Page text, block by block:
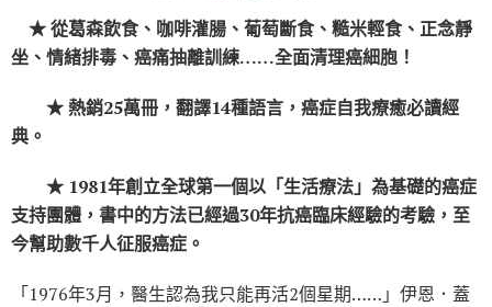
★ 從葛森飲食、咖啡灌腸、葡萄斷食、糙米輕食、正念靜
坐、情緒排毒、癌痛抽離訓練……全面清理癌細胞！
★ 熱銷25萬冊，翻譯14種語言，癌症自我療癒必讀經
典。
★ 1981年創立全球第一個以「生活療法」為基礎的癌症
支持團體，書中的方法已經過30年抗癌臨床經驗的考驗，至
今幫助數千人征服癌症。
「1976年3月，醫生認為我只能再活2個星期……」伊恩．蓋